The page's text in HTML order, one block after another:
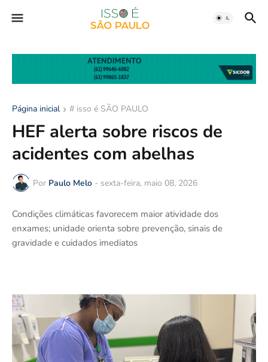
Página inicial # isso é SÃO PAULO
HEF alerta sobre riscos de
acidentes com abelhas
Por Paulo Melo - sexta-feira, maio 08, 2026
Condições climáticas favorecem maior atividade dos
enxames; unidade orienta sobre prevenção, sinais de
gravidade e cuidados imediatos